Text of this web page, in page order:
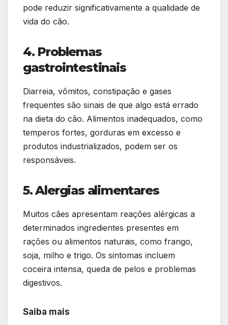
pode reduzir significativamente a qualidade de
vida do cão.
4. Problemas
gastrointestinais
Diarreia, vômitos, constipação e gases
frequentes são sinais de que algo está errado
na dieta do cão. Alimentos inadequados, como
temperos fortes, gorduras em excesso e
produtos industrializados, podem ser os
responsáveis.
5. Alergias alimentares
Muitos cães apresentam reações alérgicas a
determinados ingredientes presentes em
rações ou alimentos naturais, como frango,
soja, milho e trigo. Os sintomas incluem
coceira intensa, queda de pelos e problemas
digestivos.
Saiba mais